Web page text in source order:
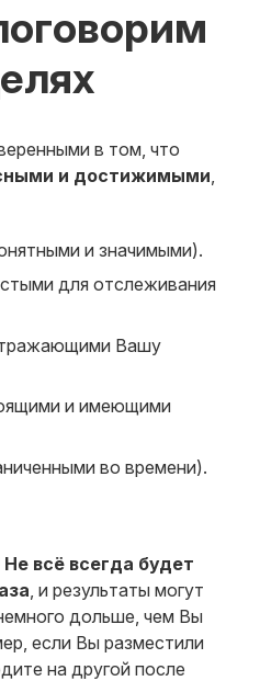
в том, что
и достижимыми
и значимыми).
для отслеживания
Вашу
и имеющими
во времени).
Не всё всегда будет
, и результаты могут
дольше, чем Вы
если Вы разместили
на другой после